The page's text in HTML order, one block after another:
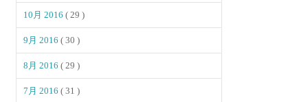
10月 2016( 29 )
9月 2016( 30 )
8月 2016( 29 )
7月 2016( 31 )